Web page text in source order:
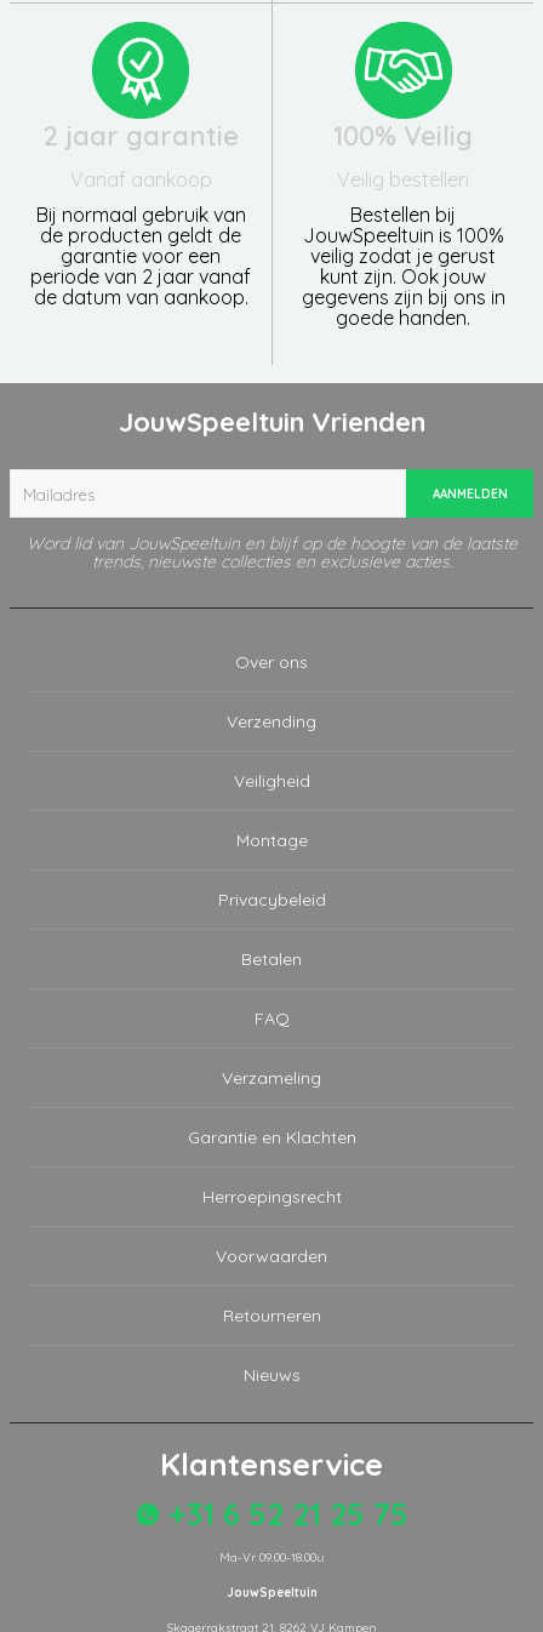
2 jaar garantie
Vanaf aankoop
Bij normaal gebruik van
de producten geldt de
garantie voor een
periode van 2 jaar vanaf
de datum van aankoop.
100% Veilig
Veilig bestellen
Bestellen bij
JouwSpeeltuin is 100%
veilig zodat je gerust
kunt zijn. Ook jouw
gegevens zijn bij ons in
goede handen.
JouwSpeeltuin Vrienden
AANMELDEN
Word lid van JouwSpeeltuin en blijf op de hoogte van de laatste
trends, nieuwste collecties en exclusieve acties.
Over ons
Verzending
Veiligheid
Montage
Privacybeleid
Betalen
FAQ
Verzameling
Garantie en Klachten
Herroepingsrecht
Voorwaarden
Retourneren
Nieuws
Klantenservice
+31 6 52 21 25 75
Ma-Vr 09.00-18.00u
JouwSpeeltuin
Skagerrakstraat 21, 8262 VJ Kampen